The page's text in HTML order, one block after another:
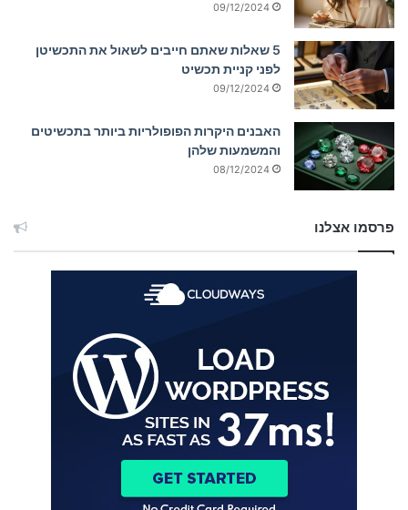
09/12/2024
5 שאלות שאתם חייבים לשאול את התכשיטן
לפני קניית תכשיט
09/12/2024
האבנים היקרות הפופולריות ביותר בתכשיטים
והמשמעות שלהן
08/12/2024
פרסמו אצלנו